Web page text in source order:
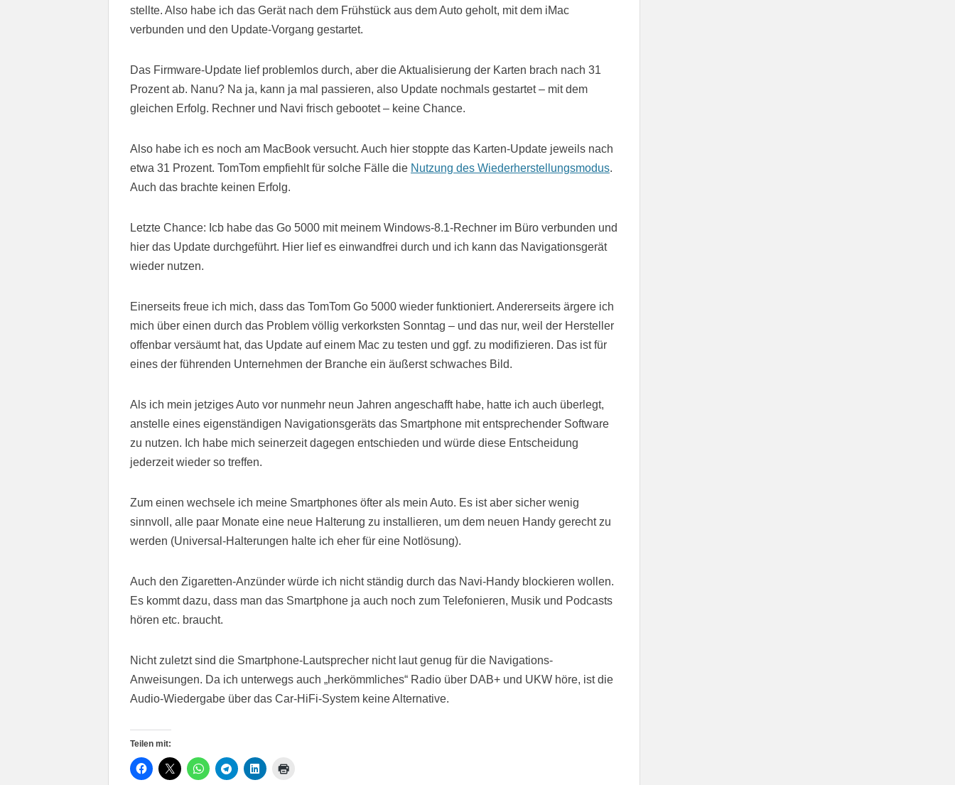
stellte. Also habe ich das Gerät nach dem Frühstück aus dem Auto geholt, mit dem iMac
verbunden und den Update-Vorgang gestartet.
Das Firmware-Update lief problemlos durch, aber die Aktualisierung der Karten brach nach 31
Prozent ab. Nanu? Na ja, kann ja mal passieren, also Update nochmals gestartet – mit dem
gleichen Erfolg. Rechner und Navi frisch gebootet – keine Chance.
Also habe ich es noch am MacBook versucht. Auch hier stoppte das Karten-Update jeweils nach
etwa 31 Prozent. TomTom empfiehlt für solche Fälle die Nutzung des Wiederherstellungsmodus.
Auch das brachte keinen Erfolg.
Letzte Chance: Icb habe das Go 5000 mit meinem Windows-8.1-Rechner im Büro verbunden und
hier das Update durchgeführt. Hier lief es einwandfrei durch und ich kann das Navigationsgerät
wieder nutzen.
Einerseits freue ich mich, dass das TomTom Go 5000 wieder funktioniert. Andererseits ärgere ich
mich über einen durch das Problem völlig verkorksten Sonntag – und das nur, weil der Hersteller
offenbar versäumt hat, das Update auf einem Mac zu testen und ggf. zu modifizieren. Das ist für
eines der führenden Unternehmen der Branche ein äußerst schwaches Bild.
Als ich mein jetziges Auto vor nunmehr neun Jahren angeschafft habe, hatte ich auch überlegt,
anstelle eines eigenständigen Navigationsgeräts das Smartphone mit entsprechender Software
zu nutzen. Ich habe mich seinerzeit dagegen entschieden und würde diese Entscheidung
jederzeit wieder so treffen.
Zum einen wechsele ich meine Smartphones öfter als mein Auto. Es ist aber sicher wenig
sinnvoll, alle paar Monate eine neue Halterung zu installieren, um dem neuen Handy gerecht zu
werden (Universal-Halterungen halte ich eher für eine Notlösung).
Auch den Zigaretten-Anzünder würde ich nicht ständig durch das Navi-Handy blockieren wollen.
Es kommt dazu, dass man das Smartphone ja auch noch zum Telefonieren, Musik und Podcasts
hören etc. braucht.
Nicht zuletzt sind die Smartphone-Lautsprecher nicht laut genug für die Navigations-
Anweisungen. Da ich unterwegs auch „herkömmliches“ Radio über DAB+ und UKW höre, ist die
Audio-Wiedergabe über das Car-HiFi-System keine Alternative.
Teilen mit: